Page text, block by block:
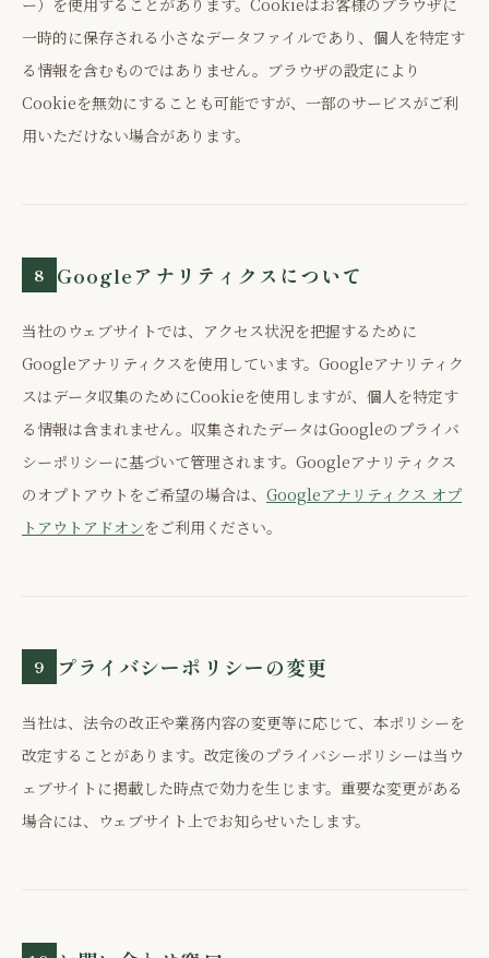
ー）を使用することがあります。Cookieはお客様のブラウザに
一時的に保存される小さなデータファイルであり、個人を特定す
る情報を含むものではありません。ブラウザの設定により
Cookieを無効にすることも可能ですが、一部のサービスがご利
用いただけない場合があります。
8 Googleアナリティクスについて
当社のウェブサイトでは、アクセス状況を把握するために
Googleアナリティクスを使用しています。Googleアナリティク
スはデータ収集のためにCookieを使用しますが、個人を特定す
る情報は含まれません。収集されたデータはGoogleのプライバ
シーポリシーに基づいて管理されます。Googleアナリティクス
のオプトアウトをご希望の場合は、 Googleアナリティクス オプ
トアウトアドオンをご利用ください。
9 プライバシーポリシーの変更
当社は、法令の改正や業務内容の変更等に応じて、本ポリシーを
改定することがあります。改定後のプライバシーポリシーは当ウ
ェブサイトに掲載した時点で効力を生じます。重要な変更がある
場合には、ウェブサイト上でお知らせいたします。